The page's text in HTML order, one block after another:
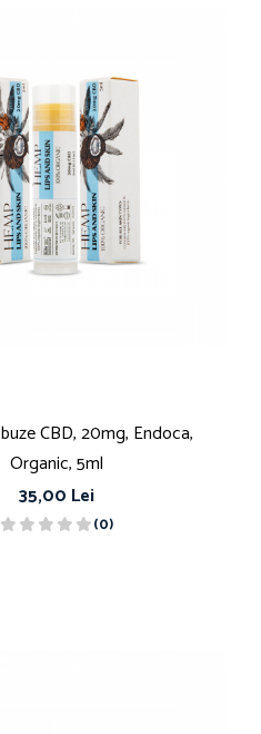
CBD, 20mg, Endoca,
Organic, 5ml
35,00 Lei
(0)